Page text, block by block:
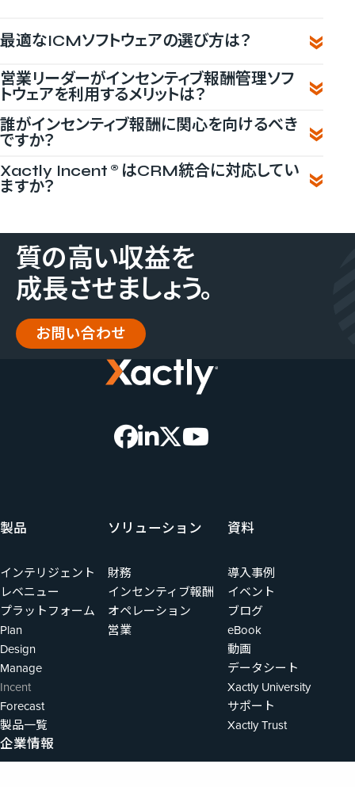
最適なICMソフトウェアの選び方は？
営業リーダーがインセンティブ報酬管理ソフ
トウェアを利用するメリットは？
誰がインセンティブ報酬に関心を向けるべき
ですか？
Xactly Incent®はCRM統合に対応してい
ますか？
質の​高い​収益を​
成長させましょう。
お問い合わせ
製品
インテリジェント
レベニュー
プラットフォーム
Plan
Design
Manage
Incent
Forecast
製品一覧
ソリューション
財務
インセンティブ報酬
オペレーション
営業
資料
導入事例
イベント
ブログ
eBook
動画
データシート
Xactly University
サポート
Xactly Trust
企業情報